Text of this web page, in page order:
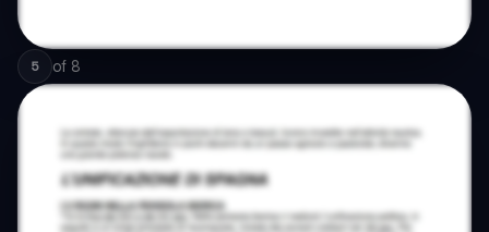
5 of 8